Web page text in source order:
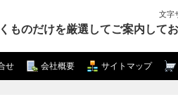
文字
のだけを厳選してご案内してお
サイトマップ
会社概要
せ